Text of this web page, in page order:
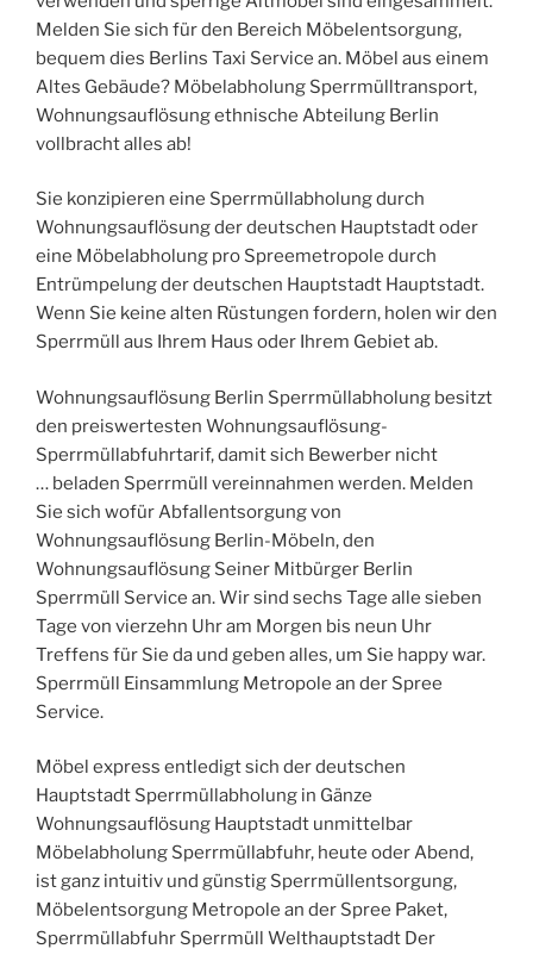
Melden Sie sich für den Bereich Möbelentsorgung,
bequem dies Berlins Taxi Service an. Möbel aus einem
Altes Gebäude? Möbelabholung Sperrmülltransport,
Wohnungsauflösung ethnische Abteilung Berlin
vollbracht alles ab!
Sie konzipieren eine Sperrmüllabholung durch
Wohnungsauflösung der deutschen Hauptstadt oder
eine Möbelabholung pro Spreemetropole durch
Entrümpelung der deutschen Hauptstadt Hauptstadt.
Wenn Sie keine alten Rüstungen fordern, holen wir den
Sperrmüll aus Ihrem Haus oder Ihrem Gebiet ab.
Wohnungsauflösung Berlin Sperrmüllabholung besitzt
den preiswertesten Wohnungsauflösung-
Sperrmüllabfuhrtarif, damit sich Bewerber nicht
… beladen Sperrmüll vereinnahmen werden. Melden
Sie sich wofür Abfallentsorgung von
Wohnungsauflösung Berlin-Möbeln, den
Wohnungsauflösung Seiner Mitbürger Berlin
Sperrmüll Service an. Wir sind sechs Tage alle sieben
Tage von vierzehn Uhr am Morgen bis neun Uhr
Treffens für Sie da und geben alles, um Sie happy war.
Sperrmüll Einsammlung Metropole an der Spree
Service.
Möbel express entledigt sich der deutschen
Hauptstadt Sperrmüllabholung in Gänze
Wohnungsauflösung Hauptstadt unmittelbar
Möbelabholung Sperrmüllabfuhr, heute oder Abend,
ist ganz intuitiv und günstig Sperrmüllentsorgung,
Möbelentsorgung Metropole an der Spree Paket,
Sperrmüllabfuhr Sperrmüll Welthauptstadt Der